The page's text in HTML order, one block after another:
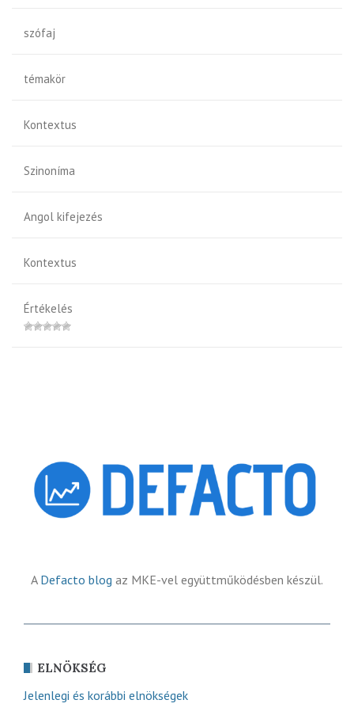
szófaj
témakör
Kontextus
Szinoníma
Angol kifejezés
Kontextus
Értékelés
A Defacto blog az MKE-vel együttműködésben készül.
ELNÖKSÉG
Jelenlegi és korábbi elnökségek